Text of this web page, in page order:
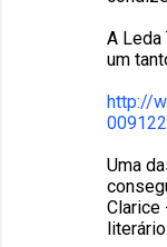
A Leda
um
http://
Uma
Clarice
literário.